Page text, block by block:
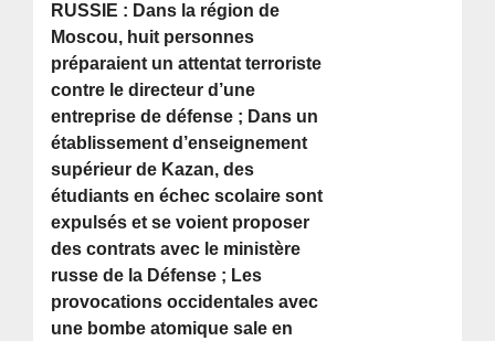
RUSSIE : Dans la région de
Moscou, huit personnes
préparaient un attentat terroriste
contre le directeur d’une
entreprise de défense ; Dans un
établissement d’enseignement
supérieur de Kazan, des
étudiants en échec scolaire sont
expulsés et se voient proposer
des contrats avec le ministère
russe de la Défense ; Les
provocations occidentales avec
une bombe atomique sale en